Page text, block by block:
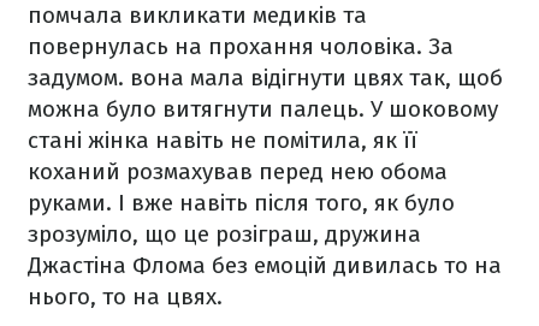
помчала викликати медиків та
повернулась на прохання чоловіка. За
задумом. вона мала відігнути цвях так, щоб
можна було витягнути палець. У шоковому
стані жінка навіть не помітила, як її
коханий розмахував перед нею обома
руками. І вже навіть після того, як було
зрозуміло, що це розіграш, дружина
Джастіна Флома без емоцій дивилаcь то на
нього, то на цвях.